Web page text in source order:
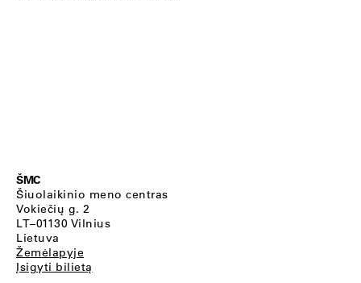
ŠMC
Šiuolaikinio meno centras
Vokiečių g. 2
LT–01130 Vilnius
Lietuva
Žemėlapyje
Įsigyti bilietą